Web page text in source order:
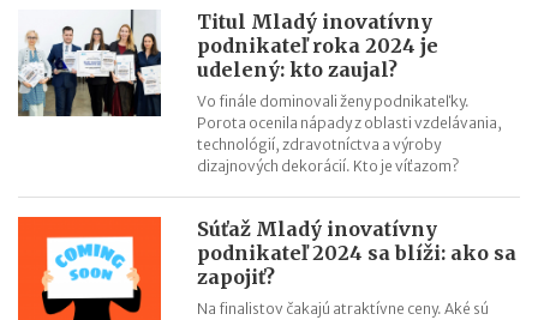
Najsilnejšia predvianočná sezóna: 5 krokov k vyšším tržbám
Titul Mladý inovatívny
podnikateľ roka 2024 je
udelený: kto zaujal?
Vo finále dominovali ženy podnikateľky.
Porota ocenila nápady z oblasti vzdelávania,
technológií, zdravotníctva a výroby
dizajnových dekorácií. Kto je víťazom?
Súťaž Mladý inovatívny
podnikateľ 2024 sa blíži: ako sa
zapojiť?
Na finalistov čakajú atraktívne ceny. Aké sú